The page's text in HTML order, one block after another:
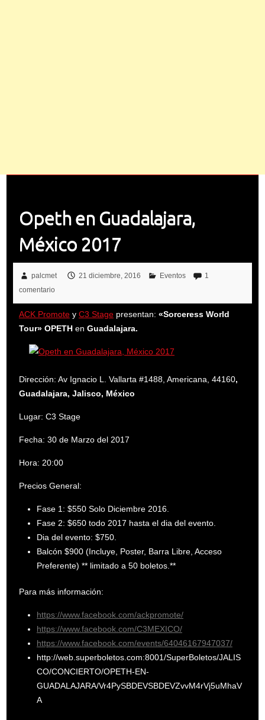
Opeth en Guadalajara,
México 2017
palcmet 21 diciembre, 2016 Eventos
1
comentario
ACK Promotey C3 Stagepresentan: «Sorceress World
Tour» OPETH en Guadalajara.
Dirección: Av Ignacio L. Vallarta #1488, Americana, 44160,
Guadalajara, Jalisco, México
Lugar: C3 Stage
Fecha: 30 de Marzo del 2017
Hora: 20:00
Precios General:
Fase 1: $550 Solo Diciembre 2016.
Fase 2: $650 todo 2017 hasta el dia del evento.
Dia del evento: $750.
Balcón $900 (Incluye, Poster, Barra Libre, Acceso
Preferente) ** limitado a 50 boletos.**
Para más información:
https://www.facebook.com/ackpromote/
https://www.facebook.com/C3MEXICO/
https://www.facebook.com/events/64046167947037/
http://web.superboletos.com:8001/SuperBoletos/JALIS
CO/CONCIERTO/OPETH-EN-
GUADALAJARA/Vr4PySBDEVSBDEVZvvM4rVj5uMhaV
A